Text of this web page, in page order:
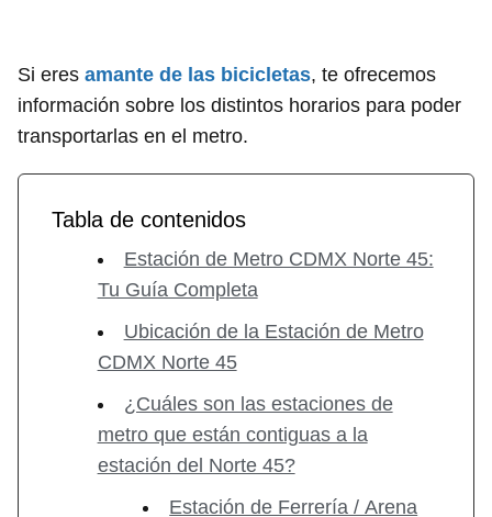
Si eres amante de las bicicletas, te ofrecemos
información sobre los distintos horarios para poder
transportarlas en el metro.
Tabla de contenidos
Estación de Metro CDMX Norte 45:
Tu Guía Completa
Ubicación de la Estación de Metro
CDMX Norte 45
¿Cuáles son las estaciones de
metro que están contiguas a la
estación del Norte 45?
Estación de Ferrería / Arena